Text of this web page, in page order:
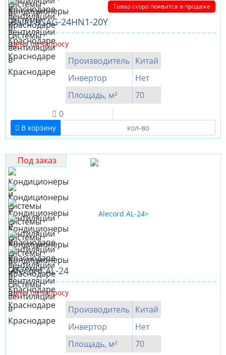
Товар скоро появится в продаже
Ballu BSAG-24HN1-20Y
Цена по запросу
Производитель Китай
Инвертор
Нет
Площадь, м²
70
0
В корзину
Под заказ
Alecord AL-24
Цена по запросу
Производитель Китай
Инвертор
Нет
Площадь, м²
70